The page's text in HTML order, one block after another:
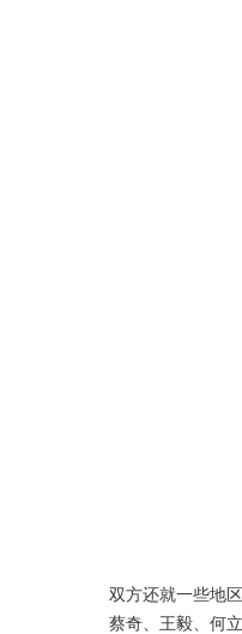
双方还就一些地
蔡奇、王毅、何